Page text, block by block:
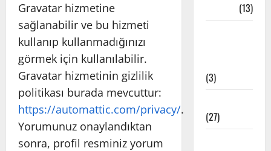
Gravatar hizmetine
sağlanabilir ve bu hizmeti
kullanıp kullanmadığınızı
görmek için kullanılabilir.
Gravatar hizmetinin gizlilik
politikası burada mevcuttur:
https://automattic.com/privacy/.
Yorumunuz onaylandıktan
sonra, profil resminiz yorum
(13)
(3)
(27)